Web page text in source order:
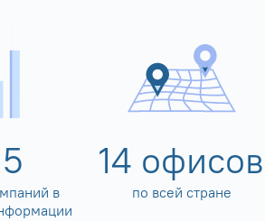
5
в
14 офисов
по всей стране